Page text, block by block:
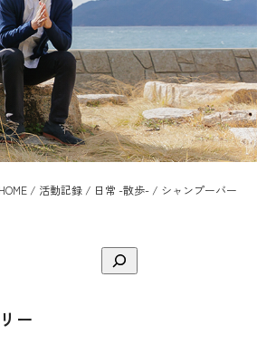
HOME / 活動記録 / 日常 -散歩- / シャンプーバー
ー